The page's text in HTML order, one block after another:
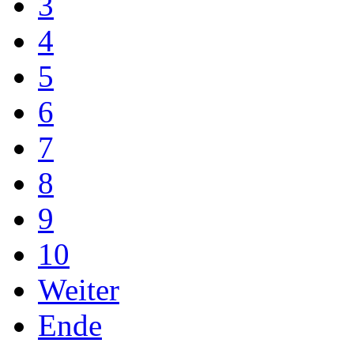
4
5
6
7
8
9
10
Weiter
Ende